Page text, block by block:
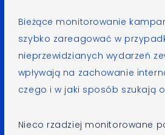
Bieżące monitorowanie
szybko zareagować w
nieprzewidzianych wydarzeń
wpływają na zachowanie
czego i w jaki sposób szukają
Nieco rzadziej monitorowane